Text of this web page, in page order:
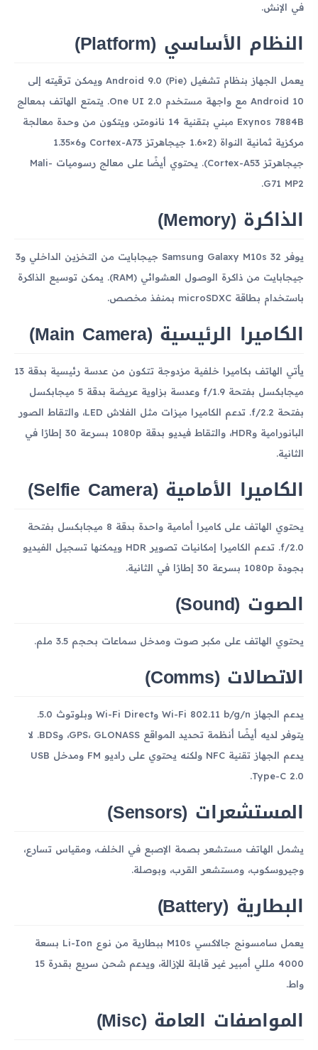
في الإنش.
النظام الأساسي (Platform)
يعمل الجهاز بنظام تشغيل Android 9.0 (Pie) ويمكن ترقيته إلى
Android 10 مع واجهة مستخدم One UI 2.0. يتمتع الهاتف بمعالج
Exynos 7884B مبني بتقنية 14 نانومتر، ويتكون من وحدة معالجة
مركزية ثمانية النواة (2×1.6 جيجاهرتز Cortex-A73 و6×1.35
جيجاهرتز Cortex-A53). يحتوي أيضًا على معالج رسوميات Mali-
G71 MP2.
الذاكرة (Memory)
يوفر Samsung Galaxy M10s 32 جيجابايت من التخزين الداخلي و3
جيجابايت من ذاكرة الوصول العشوائي (RAM). يمكن توسيع الذاكرة
باستخدام بطاقة microSDXC بمنفذ مخصص.
الكاميرا الرئيسية (Main Camera)
يأتي الهاتف بكاميرا خلفية مزدوجة تتكون من عدسة رئيسية بدقة 13
ميجابكسل بفتحة f/1.9 وعدسة بزاوية عريضة بدقة 5 ميجابكسل
بفتحة f/2.2. تدعم الكاميرا ميزات مثل الفلاش LED، والتقاط الصور
البانورامية وHDR، والتقاط فيديو بدقة 1080p بسرعة 30 إطارًا في
الثانية.
الكاميرا الأمامية (Selfie Camera)
يحتوي الهاتف على كاميرا أمامية واحدة بدقة 8 ميجابكسل بفتحة
f/2.0. تدعم الكاميرا إمكانيات تصوير HDR ويمكنها تسجيل الفيديو
بجودة 1080p بسرعة 30 إطارًا في الثانية.
الصوت (Sound)
يحتوي الهاتف على مكبر صوت ومدخل سماعات بحجم 3.5 ملم.
الاتصالات (Comms)
يدعم الجهاز Wi-Fi 802.11 b/g/n وWi-Fi Direct وبلوتوث 5.0.
يتوفر لديه أيضًا أنظمة تحديد المواقع GPS، GLONASS، وBDS. لا
يدعم الجهاز تقنية NFC ولكنه يحتوي على راديو FM ومدخل USB
Type-C 2.0.
المستشعرات (Sensors)
يشمل الهاتف مستشعر بصمة الإصبع في الخلف، ومقياس تسارع،
وجيروسكوب، ومستشعر القرب، وبوصلة.
البطارية (Battery)
يعمل سامسونج جالاكسي M10s ببطارية من نوع Li-Ion بسعة
4000 مللي أمبير غير قابلة للإزالة، ويدعم شحن سريع بقدرة 15
واط.
المواصفات العامة (Misc)